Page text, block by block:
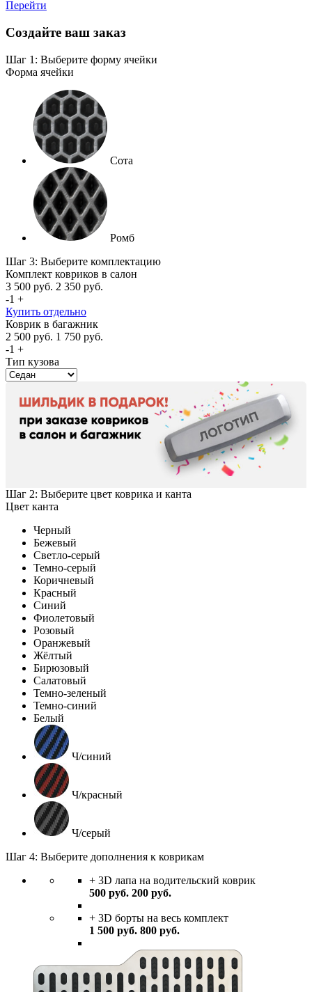
Перейти
Создайте ваш заказ
Шаг 1: Выберите форму ячейки
Форма ячейки
Сота
Ромб
Шаг 3: Выберите комплектацию
Комплект ковриков в салон
3 500 руб. 2 350 руб.
-1 +
Купить отдельно
Коврик в багажник
2 500 руб. 1 750 руб.
-1 +
Тип кузова
Шаг 2: Выберите цвет коврика и канта
Цвет канта
Черный
Бежевый
Светло-серый
Темно-серый
Коричневый
Красный
Синий
Фиолетовый
Розовый
Оранжевый
Жёлтый
Бирюзовый
Салатовый
Темно-зеленый
Темно-синий
Белый
Ч/синий
Ч/красный
Ч/серый
Шаг 4: Выберите дополнения к коврикам
+ 3D лапа на водительский коврик
500 руб. 200 руб.
+ 3D борты на весь комплект
1 500 руб. 800 руб.